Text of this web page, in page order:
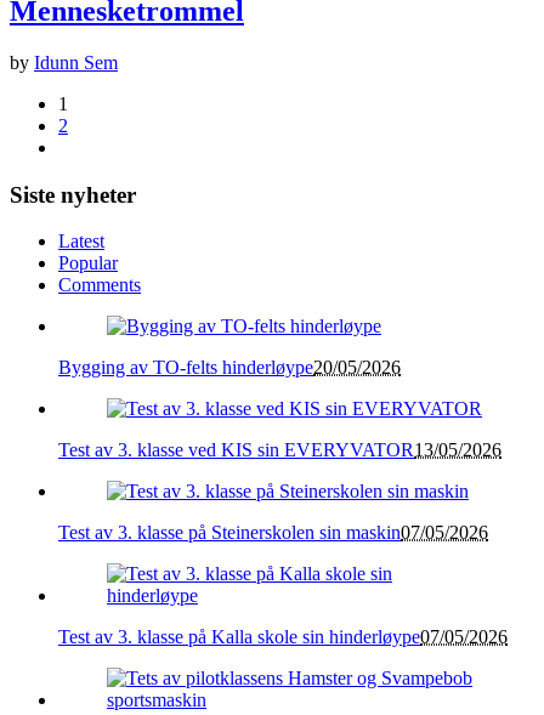
Mennesketrommel
by Idunn Sem
1
2
Siste nyheter
Latest
Popular
Comments
Bygging av TO-felts hinderløype20/05/2026
Test av 3. klasse ved KIS sin EVERYVATOR13/05/2026
Test av 3. klasse på Steinerskolen sin maskin07/05/2026
Test av 3. klasse på Kalla skole sin hinderløype07/05/2026